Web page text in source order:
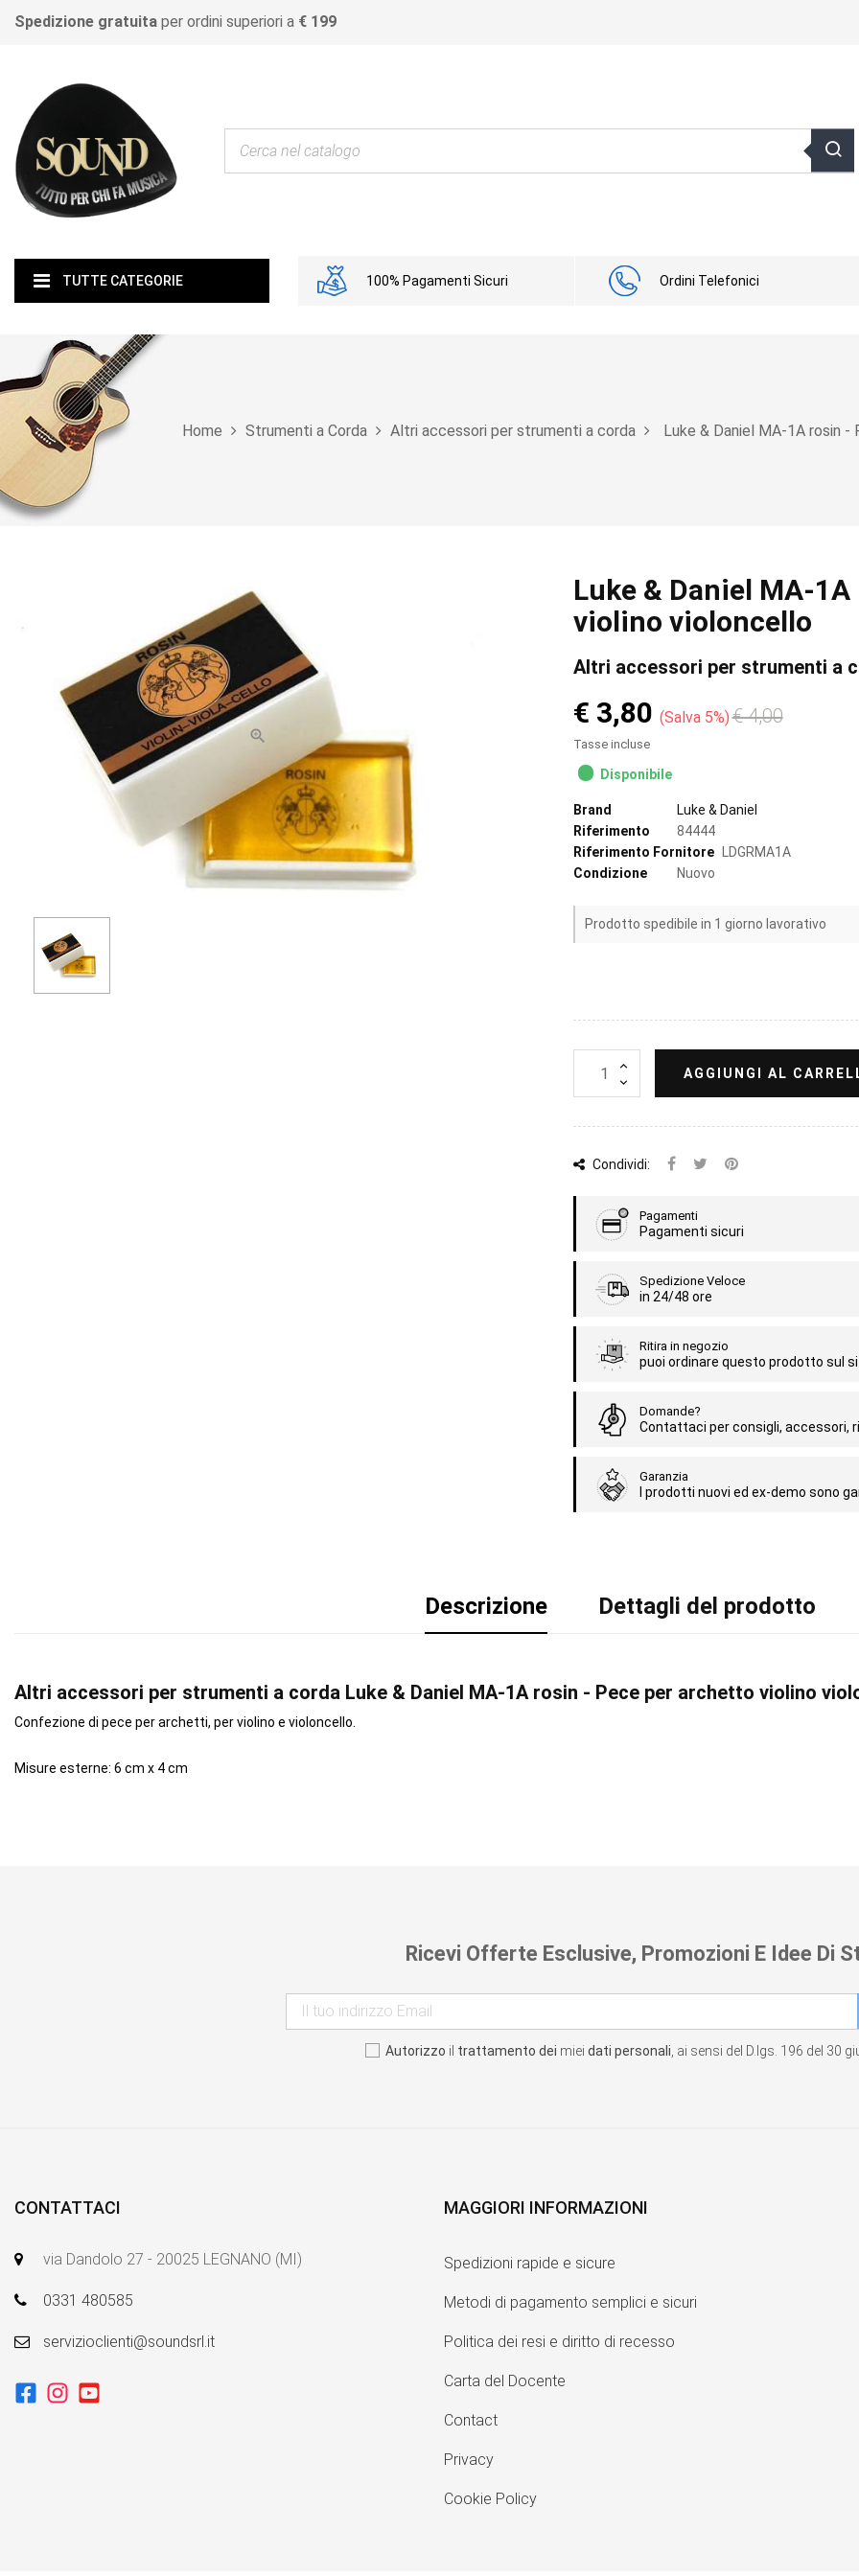
Spedizione gratuita per ordini superiori a € 199
TUTTE CATEGORIE 100% Pagamenti Sicuri Ordini Telefonici
Home Strumenti a Corda Altri accessori per strumenti a corda Luke & Daniel MA-1A rosin

Luke & Daniel MA-
violino violoncello
Altri accessori per strumenti a
€ 3,80 Salva 5% € 4,00
Tasse incluse
Disponibile
Brand
Luke & Daniel
Riferimento
84444
Riferimento Fornitore
LDGRMA1A
Condizione
Nuovo
Prodotto spedibile in 1 giorno lavorativo
AGGIUNGI AL
Condividi:
Pagamenti
Pagamenti sicuri
Spedizione Veloce
in 24/48 ore
Ritira in negozio
puoi ordinare questo prodotto sul
Domande?
Contattaci per consigli, accessori,
Garanzia
I prodotti nuovi ed ex-demo sono
Descrizione Dettagli del prodotto
Altri accessori per strumenti a corda Luke & Daniel MA-1A rosin - Pece per archetto violino
Confezione di pece per archetti, per violino e violoncello.
Misure esterne: 6 cm x 4 cm
Ricevi Offerte Esclusive, Promozioni E Idee Di
Autorizzo il trattamento dei miei dati personali , ai sensi del D.lgs. 196 del 30
CONTATTACI
via Dandolo 27 - 20025 LEGNANO (MI)
0331 480585
servizioclienti@soundsrl.it
MAGGIORI INFORMAZIONI
Spedizioni rapide e sicure
Metodi di pagamento semplici e sicuri
Politica dei resi e diritto di recesso
Carta del Docente
Contact
Privacy
Cookie Policy